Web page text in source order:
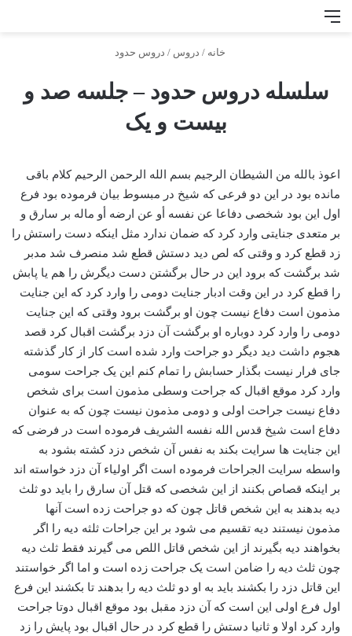
منو
خانه / دروس / دروس حدود
سلسله دروس حدود – جلسه صد و
بیست و یک
اعوذ بالله من الشیطان الرجیم بسم الله الرحمن الرحیم کلام باقی
مانده بود در این دو فرعی که شیخ در مبسوط بیان فرموده بود فرع
اول این بود شخصی دفاعا عن نفسه أو عن ارضه أو ماله بر سارق و
بر متعدی جنایتی وارد کرد که ضمان ندارد مثل اینکه دست راستش را
زد قطع کرد و وقتی که لص دید دستش قطع شد منصرف شد مدبر
شد برگشت که برود این در حال برگشتن دست دیگرش را هم یا پابش
را قطع کرد در این وقت ادبار جنایت دومی را وارد کرد که این جنایت
مذمون است دفاع نیست چون او برگشت برود وقتی که این جنایت
دومی را وارد کرد دوباره او برگشت آن دزد برگشت اقبال کرد قصد
هجوم داشت دید دیگر دو جراحت وارد شده است کار از کار گذشته
جای فرار نیست بگذار حسابش را تمام کنم این یک جراحت سومی
وارد کرد موقع اقبال که جراحت وسطی مذمون است برای شخص
دفاع نیست جراحت اولی و دومی مذمون نیست چون که به عنوان
دفاع است شیخ قدس الله نفسه الشریف فرموده است در فرضی که
این جنایت ها سرایت بکند به نفس آن شخص دزد کشته بشود به
واسطه سرایت الجراحات فرموده است اگر اولیاء آن دزد خواسته اند
بر اینکه قصاص بکنند از این شخصی که قتل آن سارق را باید دو ثلث
دیه بدهند به این شخص قاتل چون که دو جراحت زده است آنها
مذمون نیستند دیه تقسیم می شود بر این جراحات ثلثه دیه را اگر
بخواهند دیه بگیرند از این شخص قاتل اللص می گیرند فقط ثلث دیه
چون ثلث دیه را ضامن است یک جراحت زده است و اما اگر خواستند
این قاتل دزد را بکشند باید به او دو ثلث دیه را بدهند تا بکشند این فرع
اول فرع اولی این است که آن دزد مقبل بود موقع اقبال دوتا جراحت
وارد کرد اولا و ثانیا دستش را قطع کرد در حال اقبال بود پایش را زد